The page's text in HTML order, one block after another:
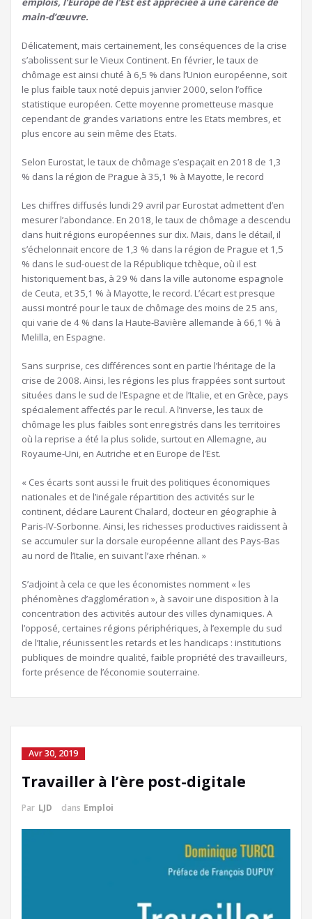
main-d’œuvre.
Délicatement, mais certainement, les conséquences de la crise
s’abolissent sur le Vieux Continent. En février, le taux de
chômage est ainsi chuté à 6,5 % dans l’Union européenne, soit
le plus faible taux noté depuis janvier 2000, selon l’office
statistique européen. Cette moyenne prometteuse masque
cependant de grandes variations entre les Etats membres, et
plus encore au sein même des Etats.
Selon Eurostat, le taux de chômage s’espaçait en 2018 de 1,3
% dans la région de Prague à 35,1 % à Mayotte, le record
Les chiffres diffusés lundi 29 avril par Eurostat admettent d’en
mesurer l’abondance. En 2018, le taux de chômage a descendu
dans huit régions européennes sur dix. Mais, dans le détail, il
s’échelonnait encore de 1,3 % dans la région de Prague et 1,5
% dans le sud-ouest de la République tchèque, où il est
historiquement bas, à 29 % dans la ville autonome espagnole
de Ceuta, et 35,1 % à Mayotte, le record. L’écart est presque
aussi montré pour le taux de chômage des moins de 25 ans,
qui varie de 4 % dans la Haute-Bavière allemande à 66,1 % à
Melilla, en Espagne.
Sans surprise, ces différences sont en partie l’héritage de la
crise de 2008. Ainsi, les régions les plus frappées sont surtout
situées dans le sud de l’Espagne et de l’Italie, et en Grèce, pays
spécialement affectés par le recul. A l’inverse, les taux de
chômage les plus faibles sont enregistrés dans les territoires
où la reprise a été la plus solide, surtout en Allemagne, au
Royaume-Uni, en Autriche et en Europe de l’Est.
« Ces écarts sont aussi le fruit des politiques économiques
nationales et de l’inégale répartition des activités sur le
continent, déclare Laurent Chalard, docteur en géographie à
Paris-IV-Sorbonne. Ainsi, les richesses productives raidissent à
se accumuler sur la dorsale européenne allant des Pays-Bas
au nord de l’Italie, en suivant l’axe rhénan. »
S’adjoint à cela ce que les économistes nomment « les
phénomènes d’agglomération », à savoir une disposition à la
concentration des activités autour des villes dynamiques. A
l’opposé, certaines régions périphériques, à l’exemple du sud
de l’Italie, réunissent les retards et les handicaps : institutions
publiques de moindre qualité, faible propriété des travailleurs,
forte présence de l’économie souterraine.
Avr 30, 2019
Travailler à l’ère post-digitale
Par LJD dans Emploi